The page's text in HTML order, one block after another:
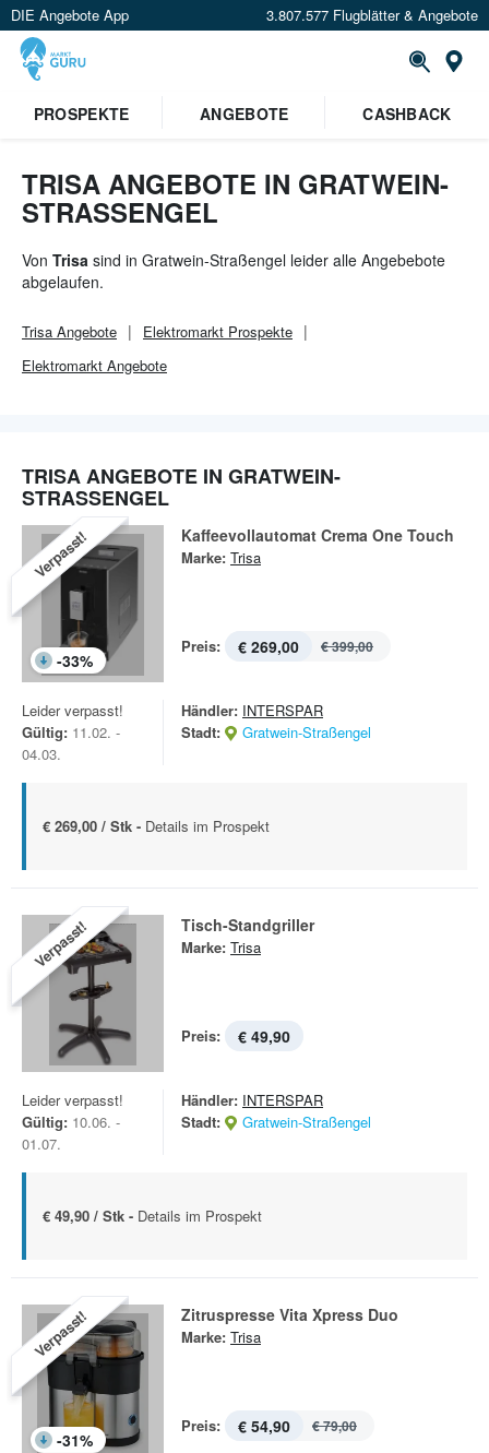
DIE Angebote App 3.807.577 Flugblätter & Angebote
PROSPEKTE
ANGEBOTE CASHBACK
TRISA ANGEBOTE IN GRATWEIN-
STRASSENGEL
Von Trisa sind in Gratwein-Straßengel leider alle Angebebote
abgelaufen.
Trisa Angebote Elektromarkt Prospekte
Elektromarkt Angebote
TRISA ANGEBOTE IN GRATWEIN-
STRASSENGEL
Verpasst!
-33%
Kaffeevollautomat Crema One Touch
Marke: Trisa
Preis: € 269,00 € 399,00
Leider verpasst!
Gültig: 11.02. -
04.03.
Händler: INTERSPAR
Stadt:
Gratwein-Straßengel
€ 269,00 / Stk - Details im Prospekt
Verpasst! Tisch-Standgriller
Marke: Trisa
Preis: € 49,90
Leider verpasst!
Gültig: 10.06. -
01.07.
Händler: INTERSPAR
Stadt:
Gratwein-Straßengel
€ 49,90 / Stk - Details im Prospekt
Verpasst!
-31%
Zitruspresse Vita Xpress Duo
Marke: Trisa
Preis: € 54,90 € 79,00